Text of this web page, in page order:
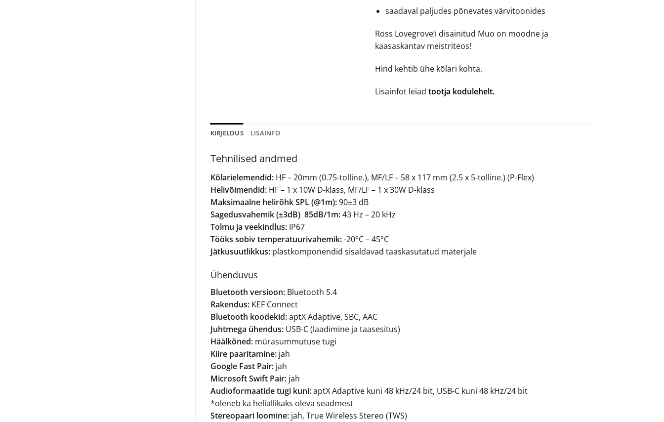
saadaval paljudes põnevates värvitoonides
Ross Lovegrove’i disainitud Muo on moodne ja
kaasaskantav meistriteos!
Hind kehtib ühe kõlari kohta.
Lisainfot leiadtootja kodulehelt.
KIRJELDUS LISAINFO
Tehnilised andmed
Kõlarielemendid:HF – 20mm (0.75-tolline.), MF/LF – 58 x 117 mm (2.5 x 5-tolline.) (P-Flex)
Helivõimendid:HF – 1 x 10W D-klass, MF/LF – 1 x 30W D-klass
Maksimaalne helirõhk SPL (@1m):90±3 dB
Sagedusvahemik (±3dB) 85dB/1m:43 Hz – 20 kHz
Tolmu ja veekindlus:IP67
Tööks sobiv temperatuurivahemik:-20°C – 45°C
Jätkusuutlikkus:plastkomponendid sisaldavad taaskasutatud materjale
Ühenduvus
Bluetooth versioon:Bluetooth 5.4
Rakendus:KEF Connect
Bluetooth koodekid:aptX Adaptive, SBC, AAC
Juhtmega ühendus:USB-C (laadimine ja taasesitus)
Häälkõned:mürasummutuse tugi
Kiire paaritamine:jah
Google Fast Pair:jah
Microsoft Swift Pair:jah
Audioformaatide tugi kuni:aptX Adaptive kuni 48 kHz/24 bit, USB-C kuni 48 kHz/24 bit
*oleneb ka heliallikaks oleva seadmest
Stereopaari loomine:jah, True Wireless Stereo (TWS)